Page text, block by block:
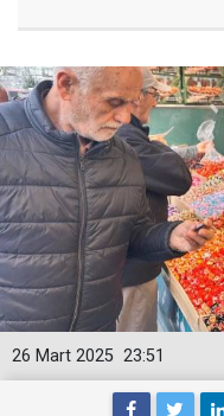
23:51
26 Mart 2025